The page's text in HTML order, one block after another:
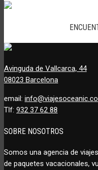
Avinguda de Vallcarca, 44
08023 Barcelona
email:
Tlf: 932 37 62 88
SOBRE NOSOTROS
Somos una agencia de
de paquetes vacacionales,